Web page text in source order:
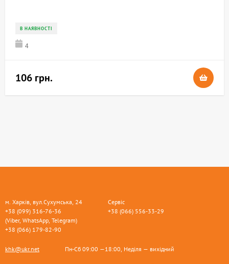
В НАЯВНОСТІ
4
106 грн.
м. Харків, вул.Сухумська, 24
+38 (099) 316-76-36
(Viber, WhatsApp, Telegram)
+38 (066) 179-82-90
Сервіс
+38 (066) 556-33-29
khk@ukr.net Пн-Сб 09:00 —18:00, Неділя — вихідний